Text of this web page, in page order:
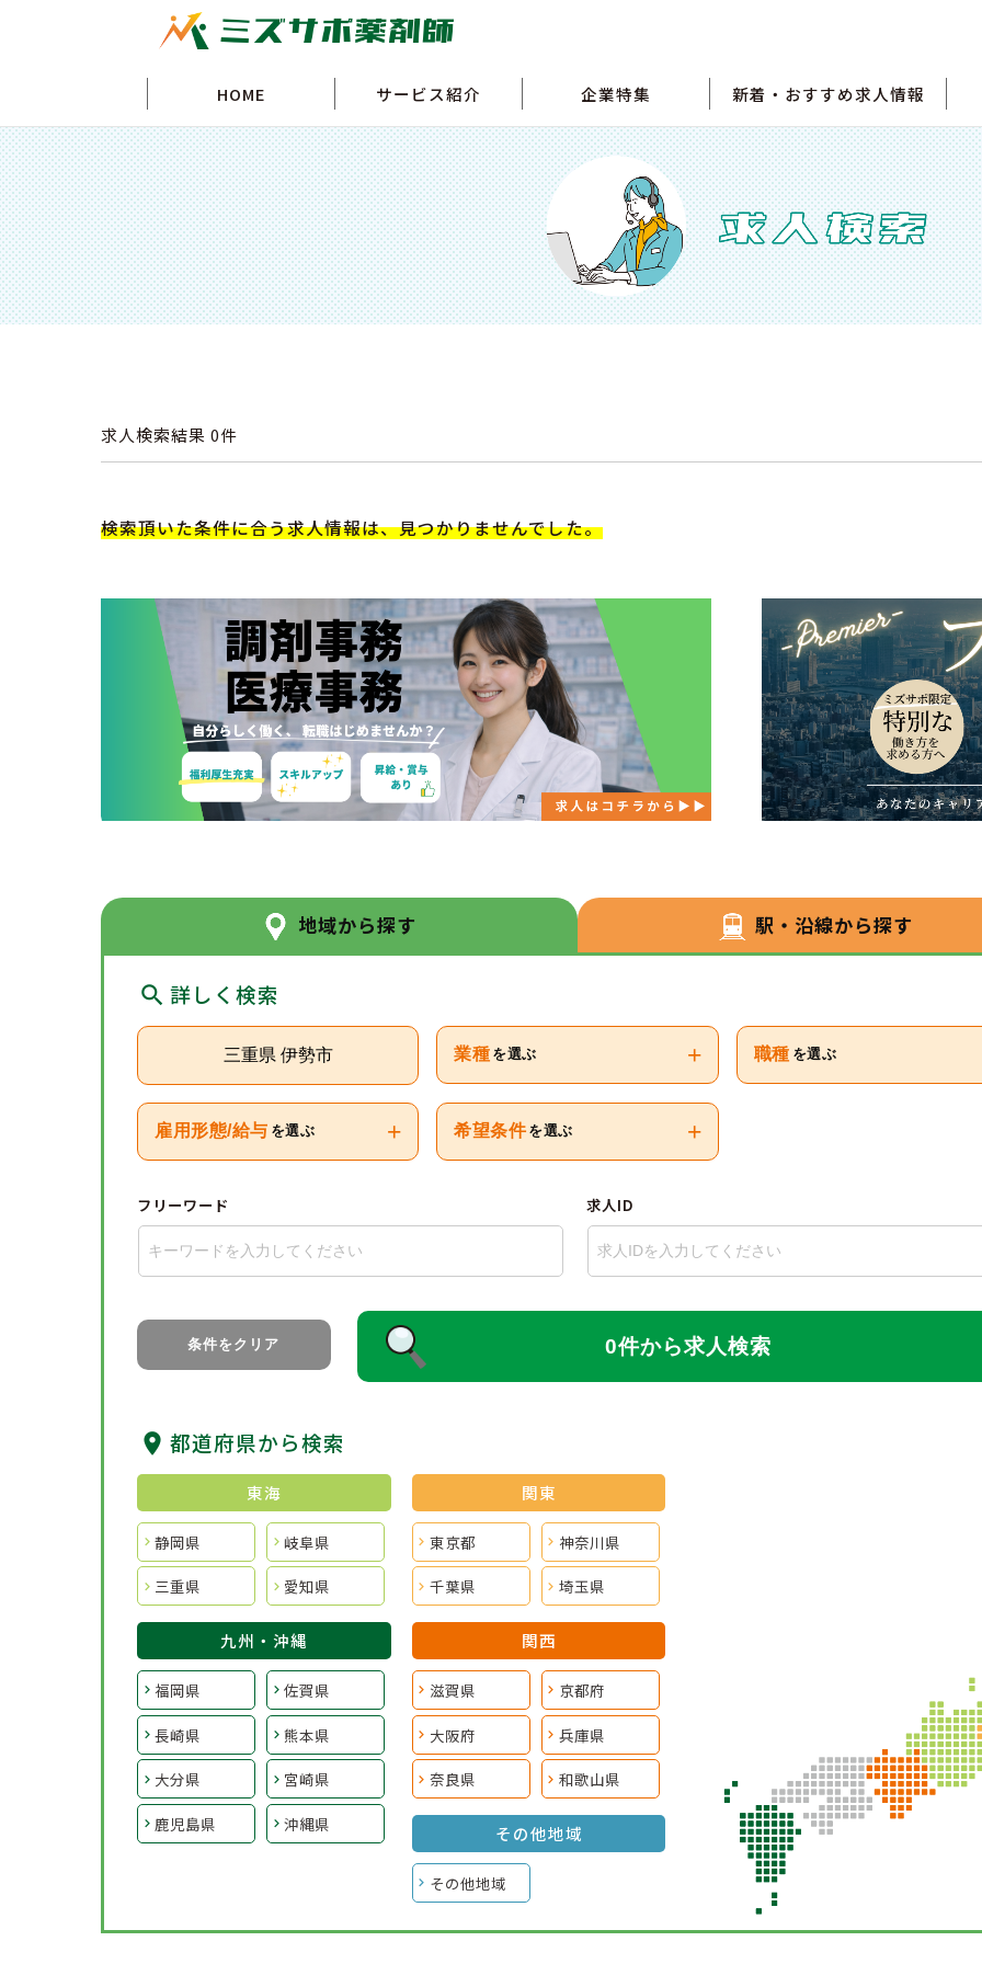
HOME サービス紹介 企業特集 新着・おすすめ求人情報
求人検索結果 0件
検索頂いた条件に合う求人情報は、見つかりませんでした。
地域から探す 駅・沿線から探す
詳しく検索
三重県 伊勢市 業種 を選ぶ + 職種 を選ぶ
雇用形態/給与 を選ぶ + 希望条件 を選ぶ +
フリーワード 求人ID
条件をクリア 0件から求人検索
都道府県から検索
東海
静岡県 岐阜県
三重県 愛知県
関東
東京都 神奈川県
千葉県 埼玉県
九州・沖縄
福岡県 佐賀県
長崎県 熊本県
大分県 宮崎県
鹿児島県 沖縄県
関西
滋賀県 京都府
大阪府 兵庫県
奈良県 和歌山県
その他地域
その他地域